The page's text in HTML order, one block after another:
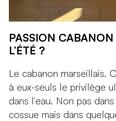
PASSION
L’ÉTÉ ?
Le cabanon marseillais.
à eux-seuls le privilège
dans l'eau. Non pas
cossue mais dans